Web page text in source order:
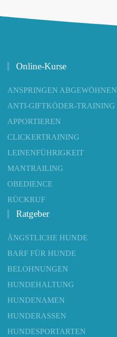
Online-Kurse
ANSPRINGEN ABGEWÖHNEN
ANTI-GIFTKÖDER-TRAINING
APPORTIEREN
CLICKERTRAINING
LEINENFÜHRIGKEIT
MANTRAILING
OBEDIENCE
RÜCKRUF
Ratgeber
ÄNGSTLICHE HUNDE
BARF FÜR HUNDE
BELOHNUNGEN
HUNDEHALTUNG
HUNDENAMEN
HUNDERASSEN
HUNDESPORTARTEN